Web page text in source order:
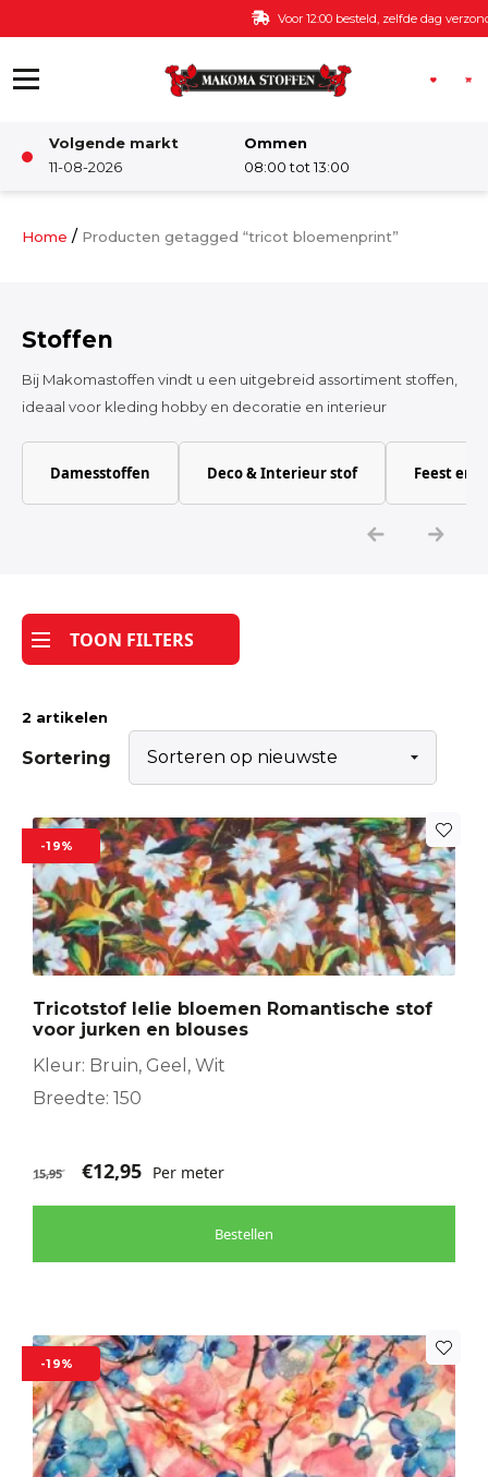
Voor 12:00 besteld, zelfde dag verzonden
Volgende markt
11-08-2026
Ommen
08:00 tot 13:00
Damesstoffen
Katoen
Tijdpakker stof
Home / Producten getagged “tricot bloemenprint”
Stoffen
Bij Makomastoffen vindt u een uitgebreid assortiment stoffen,
ideaal voor kleding hobby en decoratie en interieur
Damesstoffen Deco & Interieur stof Feest en
TOON FILTERS
2 artikelen
Sortering
-19%
Tricotstof lelie bloemen Romantische stof
voor jurken en blouses
Kleur: Bruin, Geel, Wit
Breedte: 150
15,95 €12,95 Per meter
Bestellen
-19%